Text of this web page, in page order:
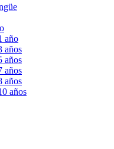
año
años
años
años
años
años